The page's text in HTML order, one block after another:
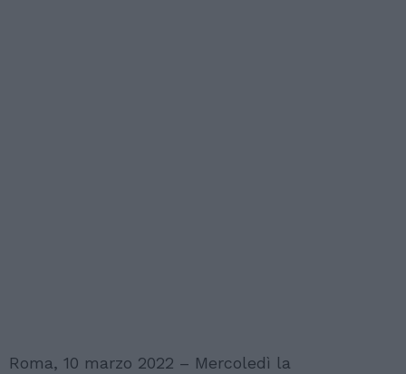
Roma, 10 marzo 2022 – Mercoledì la